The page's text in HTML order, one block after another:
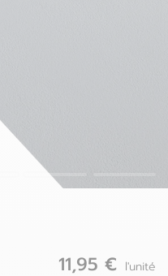
11,95 € l'unité
Roumanie